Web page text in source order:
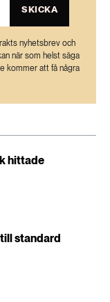
SKICKA
nyhetsbrev och
när som helst säga
kommer att få några
hittade
standard